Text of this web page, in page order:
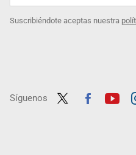
Suscribiéndote aceptas nuestra
Síguenos